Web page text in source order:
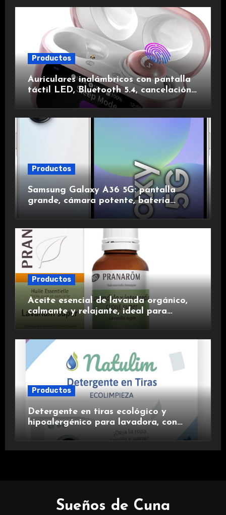
Productos
Auriculares inalámbricos con pantalla
táctil LED, Bluetooth 5.4, cancelación
de ruido, impermeables y de larga
duración.
Productos
Samsung Galaxy A36 5G: pantalla
grande, cámara potente, batería
duradera y carga rápida para una
Productos
Aceite esencial de lavanda orgánico,
calmante y relajante, ideal para
Productos
Detergente en tiras ecológico y
hipoalergénico para lavadora, con
suavizante incluido y fragancia de
lavanda.
Sueños de Cuna